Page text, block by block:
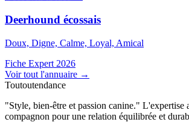
Deerhound écossais
Doux, Digne, Calme, Loyal, Amical
Fiche Expert 2026
Voir tout l'annuaire →
Toutoutendance
"Style, bien-être et passion canine." L'expertise
compagnon pour une relation équilibrée et